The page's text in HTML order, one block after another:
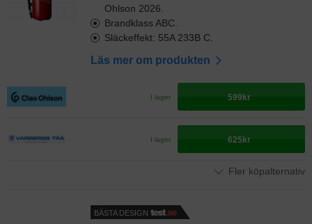
Ohlson 2026.
Brandklass ABC.
Släckeffekt: 55A 233B C.
Läs mer om produkten
I lager 599kr
I lager 625kr
Fler köpalternativ
BÄSTA DESIGN